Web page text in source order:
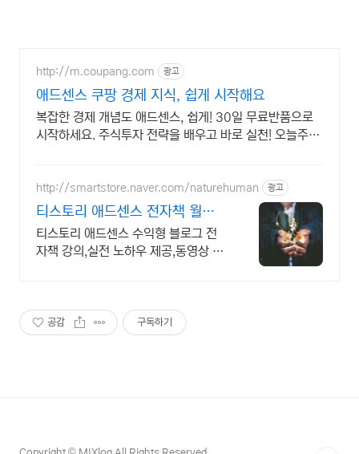
http://m.coupang.com 광고
애드센스 쿠팡 경제 지식, 쉽게 시작해요
복잡한 경제 개념도 애드센스, 쉽게! 30일 무료반품으로
시작하세요. 주식투자 전략을 배우고 바로 실천! 오늘주문
http://smartstore.naver.com/naturehuman 광고
티스토리 애드센스 전자책 월
100만원 고정 수익발생!
티스토리 애드센스 수익형 블로그 전
자책 강의,실전 노하우 제공,동영상 강
공감 구독하기